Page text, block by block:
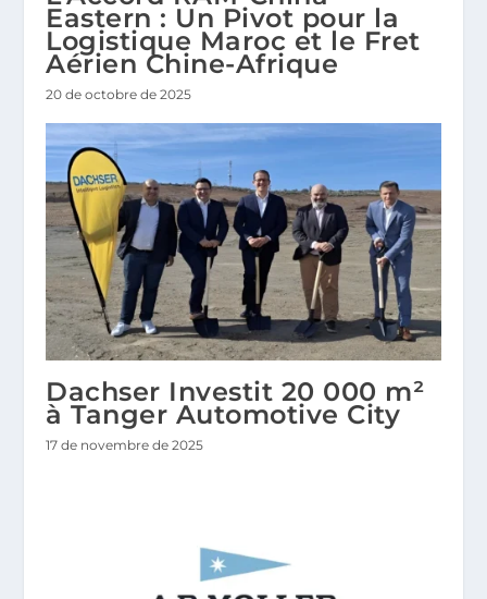
Eastern : Un Pivot pour la
Logistique Maroc et le Fret
Aérien Chine-Afrique
20 de octobre de 2025
Dachser Investit 20 000 m²
à Tanger Automotive City
17 de novembre de 2025